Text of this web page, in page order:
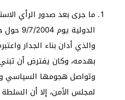
ما جرى بعد صدور الرأي
الدولية
والذي أدان بناء الجدار
بهدمه، وكان يفترض أن
وتواصل هجومها السياسي
لمجلس الأمن، إلا أن